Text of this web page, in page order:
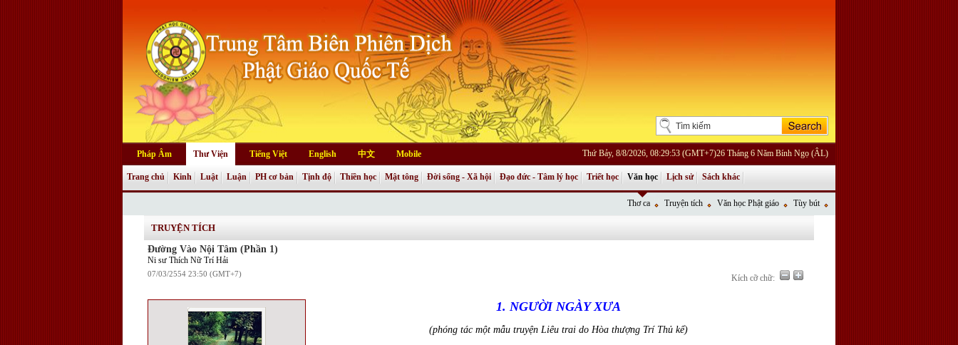
Pháp Âm Thư Viện Tiếng Việt English 中文 Mobile Thứ Bảy, 8/8/2026, 08:29:53 (GMT+7)26 Tháng 6 Năm Bính Ngọ (ÂL)
Trang chủ Kinh Luật Luận PH cơ bản Tịnh độ Thiền học Mật tông Đời sống - Xã hội Đạo đức - Tâm lý học Triết học Văn học
Thơ ca Truyện tích Văn học Phật giáo
Tùy bút
Lịch sử Sách khác
TRUYỆN TÍCH
Đường Vào Nội Tâm (Phần 1)
Ni sư Thích Nữ Trí Hải
07/03/2554 23:50 (GMT+7) Kích cỡ chữ:
1. NGƯỜI NGÀY XƯA
(phóng tác một mẫu truyện Liêu trai do Hòa thượng Trí Thủ kể)